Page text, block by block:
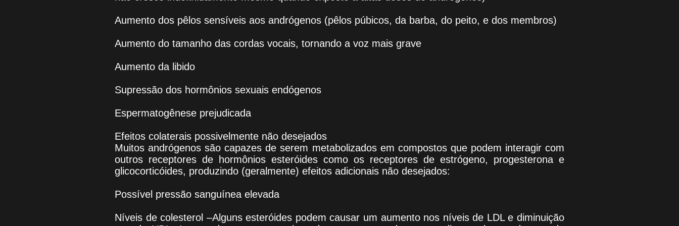
Aumento dos pêlos sensíveis aos andrógenos (pêlos púbicos, da barba, do peito, e dos membros)
Aumento do tamanho das cordas vocais, tornando a voz mais grave
Aumento da libido
Supressão dos hormônios sexuais endógenos
Espermatogênese prejudicada
Efeitos colaterais possivelmente não desejados
Muitos andrógenos são capazes de serem metabolizados em compostos que podem interagir com
outros receptores de hormônios esteróides como os receptores de estrógeno, progesterona e
glicocorticóides, produzindo (geralmente) efeitos adicionais não desejados:
Possível pressão sanguínea elevada
Níveis de colesterol –Alguns esteróides podem causar um aumento nos níveis de LDL e diminuição